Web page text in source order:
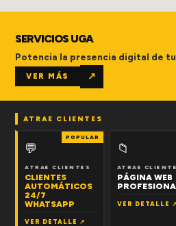
SERVICIOS UGA
Potencia la presencia digital de
VER MÁS ↗
ATRAE CLIENTES
POPULAR
💬
ATRAE CLIENTES
CLIENTES
AUTOMÁTICOS
24/7
WHATSAPP
VER DETALLE ↗
📁
ATRAE
PÁGINA WEB
VER DETALLE ↗